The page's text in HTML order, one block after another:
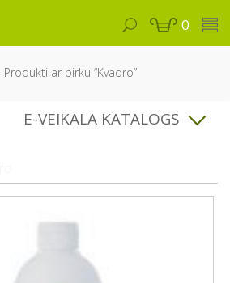
0
Produkti ar birku “Kvadro”
E-VEIKALA KATALOGS